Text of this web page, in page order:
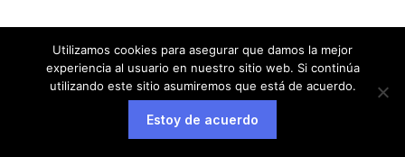
Política de privacidad Política de cookies
Utilizamos cookies para asegurar que damos la mejor
experiencia al usuario en nuestro sitio web. Si continúa
utilizando este sitio asumiremos que está de acuerdo.
Estoy de acuerdo